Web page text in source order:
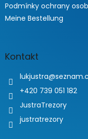
Podmínky ochrany
Meine Bestellung
Kontakt
lukjustra@
+420 739 051 182
JustraTrezory
justratrezory